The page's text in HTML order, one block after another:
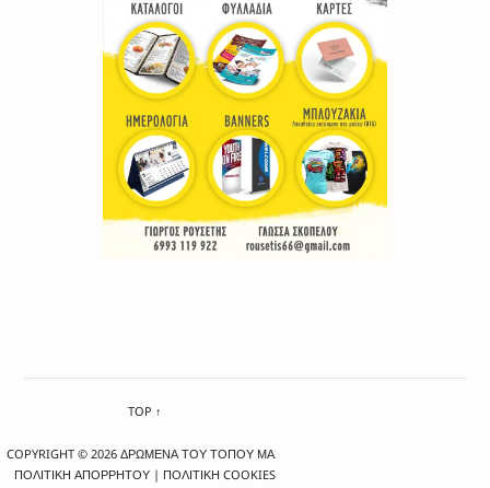
TOP ↑
COPYRIGHT © 2026 ΔΡΩΜΕΝΑ ΤΟΥ ΤΟΠΟΥ ΜΑΣ
ΠΟΛΙΤΙΚΗ ΑΠΟΡΡΗΤΟΥ| ΠΟΛΙΤΙΚΗ COOKIES